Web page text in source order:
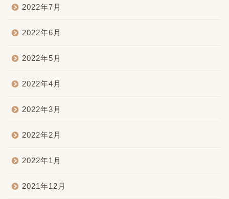
2022年7月
2022年6月
2022年5月
2022年4月
2022年3月
2022年2月
2022年1月
2021年12月